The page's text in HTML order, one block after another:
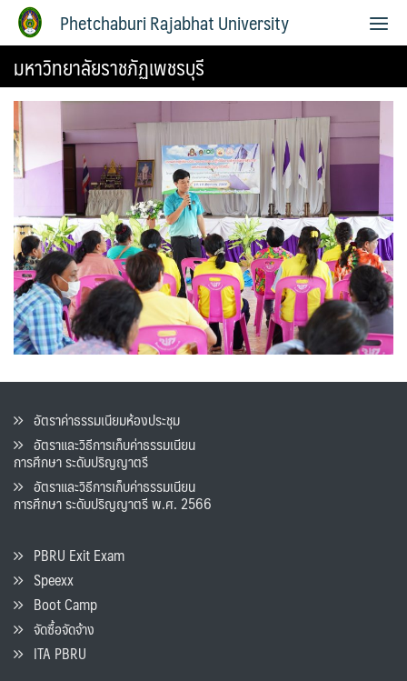
Phetchaburi Rajabhat University
มหาวิทยาลัยราชภัฏเพชรบุรี
อัตราค่าธรรมเนียมห้องประชุม
อัตราและวิธีการเก็บค่าธรรมเนียน
การศึกษา ระดับปริญญาตรี
อัตราและวิธีการเก็บค่าธรรมเนียน
การศึกษา ระดับปริญญาตรี พ.ศ. 2566
PBRU Exit Exam
Speexx
Boot Camp
จัดซื้อจัดจ้าง
ITA PBRU